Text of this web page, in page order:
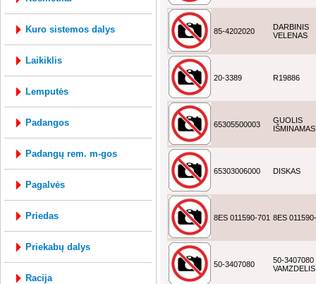
kuro sistemos dalys
laikiklis
lemputės
padangos
padangų rem. m-gos
pagalvės
priedas
priekabų dalys
racija
85-4202020
DARBINIS
VELENAS
20-3389 R19886
65305500003
GUOLIS
IŠMINAMAS
65303006000 DISKAS
8ES 011590-701 8ES
50-3407080
50-3407080
VAMZDELIS